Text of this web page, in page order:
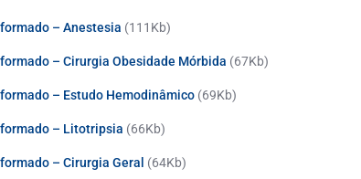
– Anestesia (111Kb)
– Cirurgia Obesidade Mórbida (67Kb)
– Estudo Hemodinâmico (69Kb)
– Litotripsia (66Kb)
– Cirurgia Geral (64Kb)